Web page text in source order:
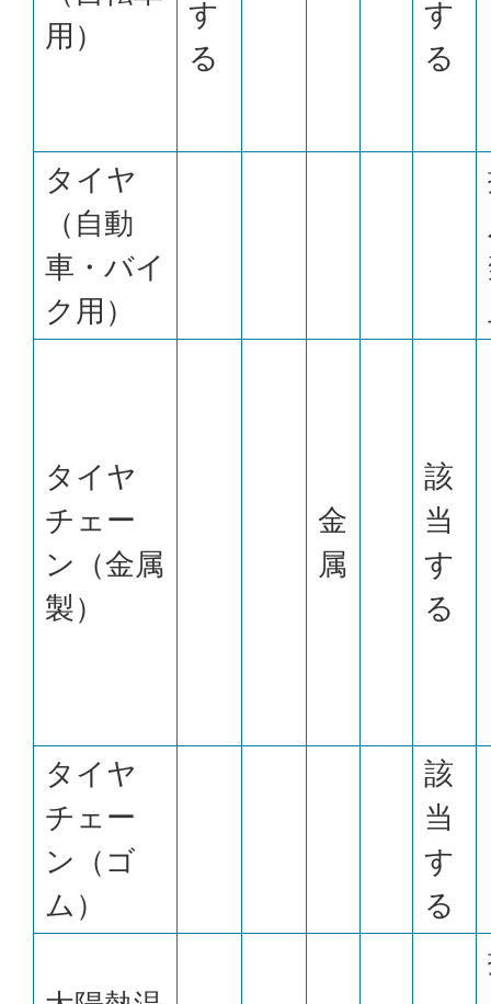
用）
す
る
す
る
タイヤ
（自動
車・バイ
ク用）
タイヤ
チェー
ン（金属
製）
金
属
該
当
す
る
タイヤ
チェー
ン（ゴ
ム）
該
当
す
る